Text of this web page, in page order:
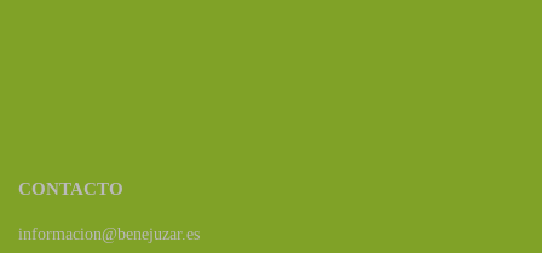
CONTACTO
informacion@benejuzar.es